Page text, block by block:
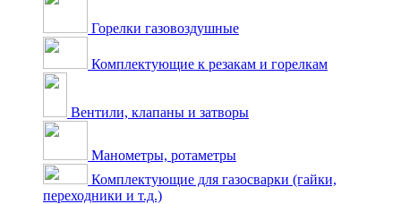
Горелки газовоздушные
Комплектующие к резакам и горелкам
Вентили, клапаны и затворы
Манометры, ротаметры
Комплектующие для газосварки (гайки,
переходники и т.д.)